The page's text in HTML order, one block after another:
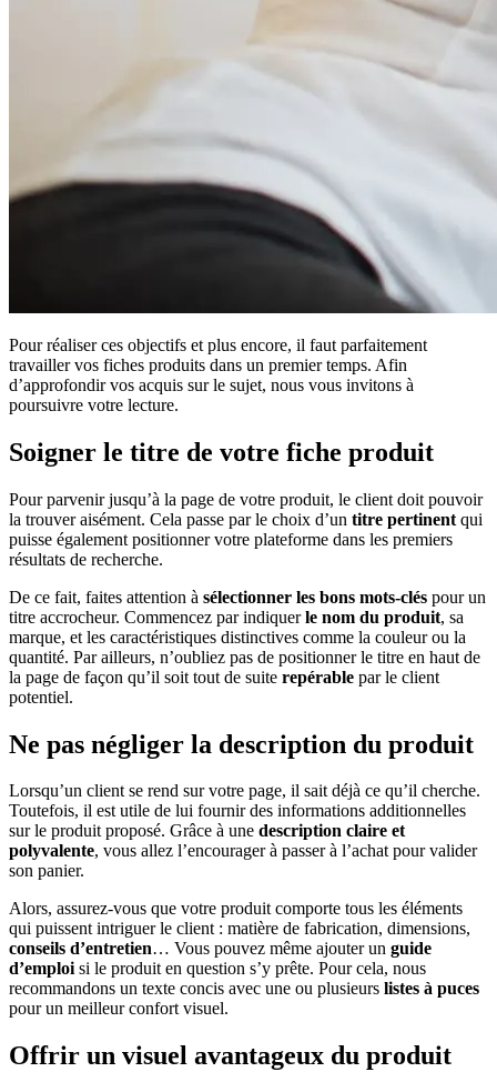
Pour réaliser ces objectifs et plus encore, il faut parfaitement
travailler vos fiches produits dans un premier temps. Afin
d’approfondir vos acquis sur le sujet, nous vous invitons à
poursuivre votre lecture.
Soigner le titre de votre fiche produit
Pour parvenir jusqu’à la page de votre produit, le client doit pouvoir
la trouver aisément. Cela passe par le choix d’un titre pertinent qui
puisse également positionner votre plateforme dans les premiers
résultats de recherche.
De ce fait, faites attention à sélectionner les bons mots-clés pour un
titre accrocheur. Commencez par indiquerle nom du produit, sa
marque, et les caractéristiques distinctives comme la couleur ou la
quantité. Par ailleurs, n’oubliez pas de positionner le titre en haut de
la page de façon qu’il soit tout de suite repérable par le client
potentiel.
Ne pas négliger la description du produit
Lorsqu’un client se rend sur votre page, il sait déjà ce qu’il cherche.
Toutefois, il est utile de lui fournir des informations additionnelles
sur le produit proposé. Grâce à une description claire et
polyvalente, vous allez l’encourager à passer à l’achat pour valider
son panier.
Alors, assurez-vous que votre produit comporte tous les éléments
qui puissent intriguer le client : matière de fabrication, dimensions,
conseils d’entretien… Vous pouvez même ajouter un guide
d’emploisi le produit en question s’y prête. Pour cela, nous
recommandons un texte concis avec une ou plusieurs listes à puces
pour un meilleur confort visuel.
Offrir un visuel avantageux du produit